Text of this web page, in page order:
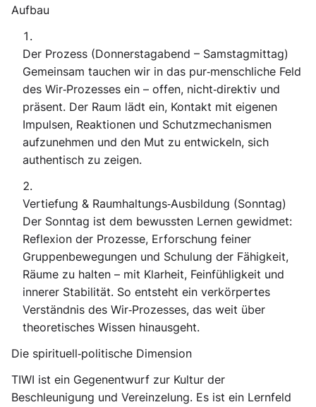
Aufbau
Der Prozess (Donnerstagabend – Samstagmittag)
Gemeinsam tauchen wir in das pur‑menschliche Feld
des Wir‑Prozesses ein – offen, nicht‑direktiv und
präsent. Der Raum lädt ein, Kontakt mit eigenen
Impulsen, Reaktionen und Schutzmechanismen
aufzunehmen und den Mut zu entwickeln, sich
authentisch zu zeigen.
Vertiefung & Raumhaltungs‑Ausbildung (Sonntag)
Der Sonntag ist dem bewussten Lernen gewidmet:
Reflexion der Prozesse, Erforschung feiner
Gruppenbewegungen und Schulung der Fähigkeit,
Räume zu halten – mit Klarheit, Feinfühligkeit und
innerer Stabilität. So entsteht ein verkörpertes
Verständnis des Wir‑Prozesses, das weit über
theoretisches Wissen hinausgeht.
Die spirituell‑politische Dimension
TIWI ist ein Gegenentwurf zur Kultur der
Beschleunigung und Vereinzelung. Es ist ein Lernfeld